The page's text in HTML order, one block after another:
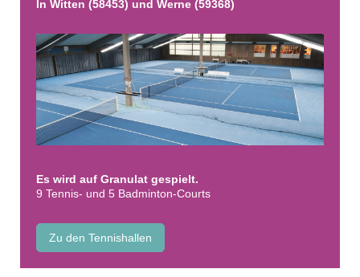
In Witten (58453) und Werne (59368)
Es wird auf Granulat gespielt.
9 Tennis- und 5 Badminton-Courts
Zu den Tennishallen